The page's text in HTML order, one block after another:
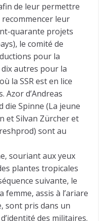
de leur permettre
recommencer leur
quarante projets
le comité de
pour la
autres pour la
la SSR est en lice
Azor d’Andreas
die Spinne (La jeune
et Silvan Zürcher et
sont au
souriant aux yeux
plantes tropicales
suivante, le
femme, assis à l’ariare
sont pris dans un
des militaires.